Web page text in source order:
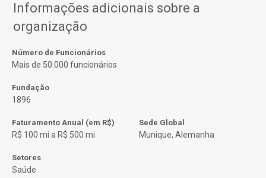
Informações adicionais sobre a
organização
Número de Funcionários
Mais de 50.000 funcionários
Fundação
1896
Faturamento Anual (em R$)
R$ 100 mi a R$ 500 mi
Sede Global
Munique, Alemanha
Setores
Saúde